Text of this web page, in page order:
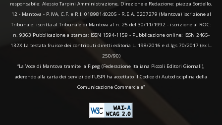
responsabile: Alessio Tarpini Amministrazione, Direzione e Redazione: piazza Sordello,
12 - Mantova - P.IVA, C.F. e R.I. 01898140205 - R.E.A. 0207279 (Mantova) iscrizione al
Tribunale: iscritta al Tribunale di Mantova al n. 25 del 30/11/1992 - iscrizione al ROC:
n. 9363 Pubblicazione a stampa: ISSN 1594-1159 - Pubblicazione online: ISSN 2465-
132X La testata fruisce dei contributi diretti editoria L. 198/2016 e d.lgs 70/2017 (ex L.
250/90)
“La Voce di Mantova tramite la Fipeg (Federazione Italiana Piccoli Editori Giornali),
aderendo alla carta dei servizi dell'USPI ha accettato il Codice di Autodisciplina della
Comunicazione Commerciale"